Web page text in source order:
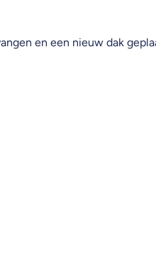
en een nieuw dak